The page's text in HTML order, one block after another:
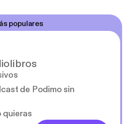
populares
de Podimo sin
quieras